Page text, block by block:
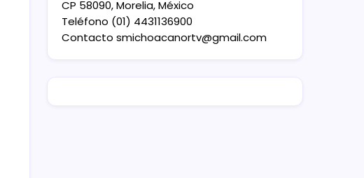
CP 58090, Morelia, México
Teléfono (01) 4431136900
Contacto smichoacanortv@gmail.com